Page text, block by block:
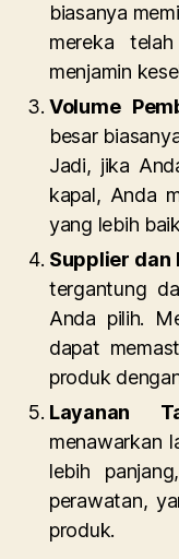
biasanya
mereka
menjamin
Volume
besar
Jadi, jika
kapal, Anda
yang lebih
Supplier dan
tergantung
Anda pilih.
dapat
produk
Layanan
menawarkan
lebih
perawatan,
produk.